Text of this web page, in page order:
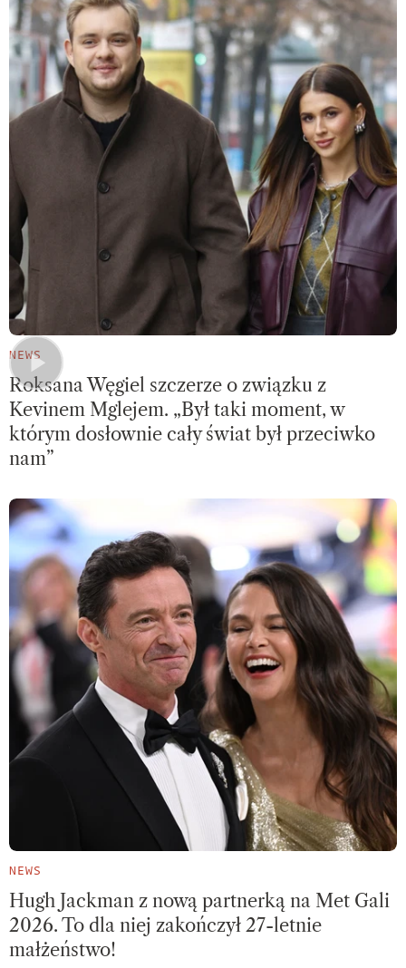
NEWS
Roksana Węgiel szczerze o związku z
Kevinem Mglejem. „Był taki moment, w
którym dosłownie cały świat był przeciwko
nam”
NEWS
Hugh Jackman z nową partnerką na Met Gali
2026. To dla niej zakończył 27-letnie
małżeństwo!